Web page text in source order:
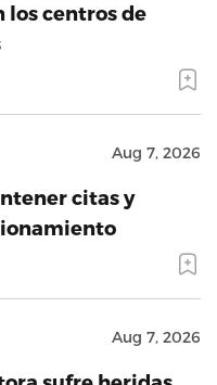
los centros de
Aug 7, 2026
citas y
Aug 7, 2026